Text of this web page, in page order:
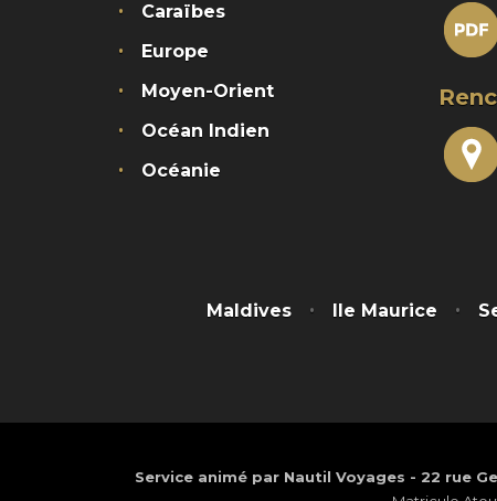
Caraïbes
Europe
Moyen-Orient
Océan Indien
Océanie
Maldives Ile Maurice
Service animé par Nautil Voyages - 22 rue